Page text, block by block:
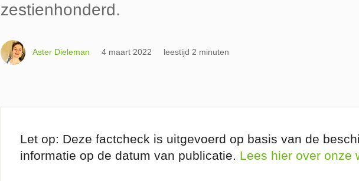
zestienhonderd.
Aster Dieleman 4 maart 2022 leestijd 2 minuten
Let op: Deze factcheck is uitgevoerd op basis van de
informatie op de datum van publicatie. Lees hier over onze